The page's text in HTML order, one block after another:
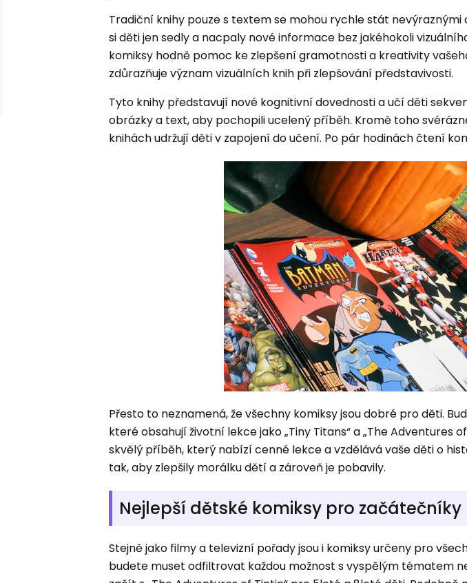
Tradiční knihy pouze s textem se mohou rychle stát nevýraznými
si děti jen sedly a nacpaly nové informace bez jakéhokoli
komiksy hodně pomoc ke zlepšení gramotnosti a kreativity
zdůrazňuje význam vizuálních knih při zlepšování představivosti.
Tyto knihy představují nové kognitivní dovednosti a učí děti
obrázky a text, aby pochopili ucelený příběh. Kromě toho
knihách udržují děti v zapojení do učení. Po pár hodinách čtení
Přesto to neznamená, že všechny komiksy jsou dobré pro děti.
které obsahují životní lekce jako „Tiny Titans“ a „The Adventures
skvělý příběh, který nabízí cenné lekce a vzdělává vaše děti o
tak, aby zlepšily morálku dětí a zároveň je pobavily.
Nejlepší dětské komiksy pro začátečníky
Stejně jako filmy a televizní pořady jsou i komiksy určeny pro
budete muset odfiltrovat každou možnost s vyspělým tématem